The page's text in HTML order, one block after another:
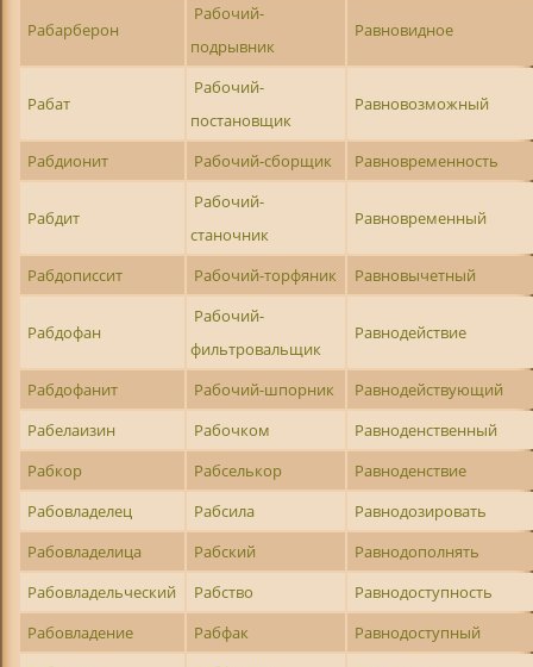
Рабарберон
Рабочий-
подрывник
Равновидное
Рабат
Рабочий-
постановщик
Равновозможный
Рабдионит Рабочий-сборщик Равновременность
Рабдит
Рабочий-
станочник
Равновременный
Рабдописсит Рабочий-торфяник Равновычетный
Рабдофан
Рабочий-
фильтровальщик
Равнодействие
Рабдофанит Рабочий-шпорник
Равнодействующий
Рабелаизин
Рабочком
Равноденственный
Рабкор
Рабселькор
Равноденствие
Рабовладелец
Рабсила
Равнодозировать
Рабовладелица
Рабский
Равнодополнять
Рабовладельческий
Рабство
Равнодоступность
Рабовладение
Рабфак
Равнодоступный